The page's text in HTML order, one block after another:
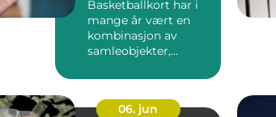
Basketballkort har i
mange år vært en
kombinasjon av
samleobjekter,
06. jun